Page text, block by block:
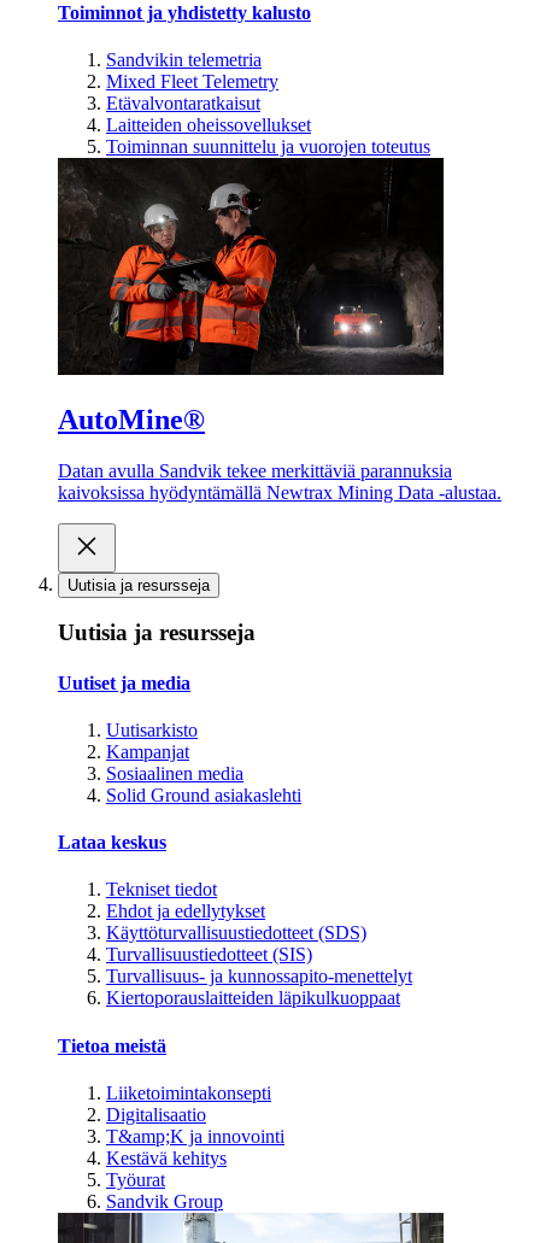
Toiminnot ja yhdistetty kalusto
Sandvikin telemetria
Mixed Fleet Telemetry
Etävalvontaratkaisut
Laitteiden oheissovellukset
Toiminnan suunnittelu ja vuorojen toteutus
AutoMine®
Datan avulla Sandvik tekee merkittäviä parannuksia
kaivoksissa hyödyntämällä Newtrax Mining Data -alustaa.
Uutisia ja resursseja
Uutisia ja resursseja
Uutiset ja media
Uutisarkisto
Kampanjat
Sosiaalinen media
Solid Ground asiakaslehti
Lataa keskus
Tekniset tiedot
Ehdot ja edellytykset
Käyttöturvallisuustiedotteet (SDS)
Turvallisuustiedotteet (SIS)
Turvallisuus- ja kunnossapito-menettelyt
Kiertoporauslaitteiden läpikulkuoppaat
Tietoa meistä
Liiketoimintakonsepti
Digitalisaatio
T&amp;K ja innovointi
Kestävä kehitys
Työurat
Sandvik Group